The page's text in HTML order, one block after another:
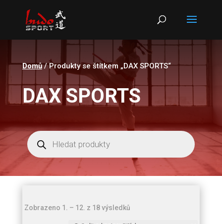
Products
search
Domů/ Produkty se štítkem „DAX SPORTS“
DAX SPORTS
Products
search
Zobrazeno 1. – 12. z 18 výsledků